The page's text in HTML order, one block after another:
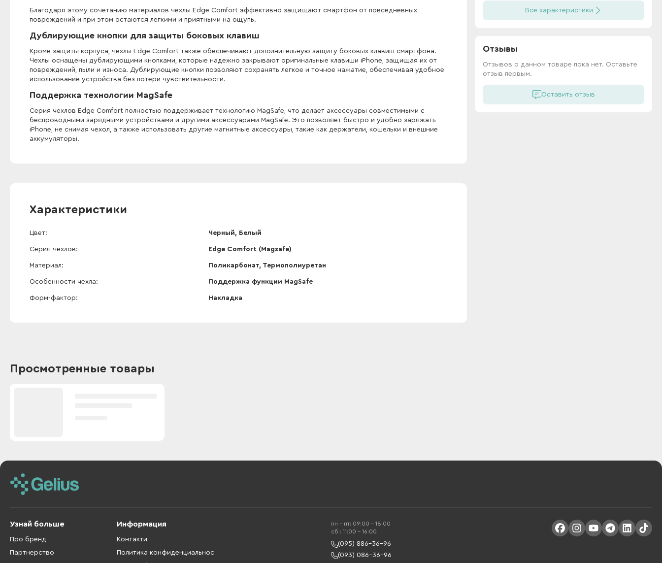
Благодаря этому сочетанию материалов чехлы Edge Comfort эффективно защищают смартфон от повседневных
повреждений и при этом остаются легкими и приятными на ощупь.
Дублирующие кнопки для защиты боковых клавиш
Кроме защиты корпуса, чехлы Edge Comfort также обеспечивают дополнительную защиту боковых клавиш смартфона.
Чехлы оснащены дублирующими кнопками, которые надежно закрывают оригинальные клавиши iPhone, защищая их от
повреждений, пыли и износа. Дублирующие кнопки позволяют сохранять легкое и точное нажатие, обеспечивая удобное
использование устройства без потери чувствительности.
Поддержка технологии MagSafe
Серия чехлов Edge Comfort полностью поддерживает технологию MagSafe, что делает аксессуары совместимыми с
беспроводными зарядными устройствами и другими аксессуарами MagSafe. Это позволяет быстро и удобно заряжать
iPhone, не снимая чехол, а также использовать другие магнитные аксессуары, такие как держатели, кошельки и внешние
аккумуляторы.
Все характеристики
Отзывы
Отзывов о данном товаре пока нет. Оставьте
отзыв первым.
Оставить отзыв
Характеристики
Цвет Черный, Белый
Серия чехлов Edge Comfort (Magsafe)
Материал Поликарбонат, Термополиуретан
Особенности чехла Поддержка функции MagSafe
Форм-фактор Накладка
Просмотренные товары
Узнай больше
Про бренд
Партнерство
Информация
Контакти
Политика конфиденциальнос
пн - пт: 09:00 - 18:00
cб : 11:00 - 16:00
(095) 886-36-96
(093) 086-36-96